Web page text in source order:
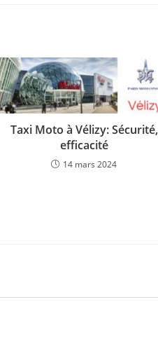
Taxi Moto à Vélizy: Sécurité,
efficacité
14 mars 2024